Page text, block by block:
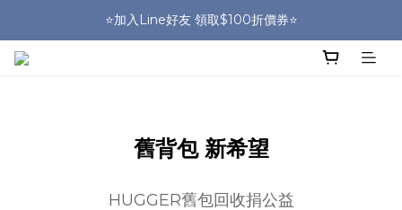
🎒HUGGER實體門市~實背才知道🎒
⭐️加入Line好友 領取$100折價券⭐️
舊背包 新希望
HUGGER舊包回收捐公益